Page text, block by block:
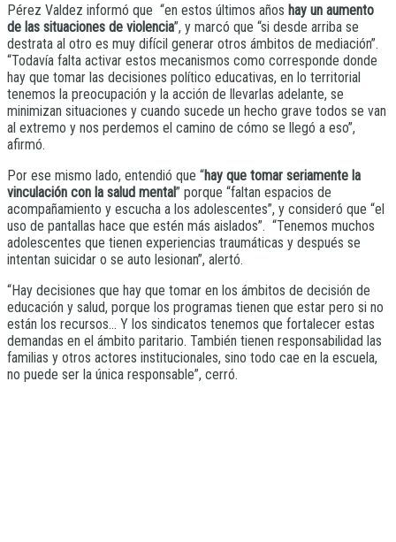
Pérez Valdez informó que “en estos últimos años hay un aumento
de las situaciones de violencia”, y marcó que “si desde arriba se
destrata al otro es muy difícil generar otros ámbitos de mediación”.
“Todavía falta activar estos mecanismos como corresponde donde
hay que tomar las decisiones político educativas, en lo territorial
tenemos la preocupación y la acción de llevarlas adelante, se
minimizan situaciones y cuando sucede un hecho grave todos se van
al extremo y nos perdemos el camino de cómo se llegó a eso”,
afirmó.
Por ese mismo lado, entendió que “hay que tomar seriamente la
vinculación con la salud mental” porque “faltan espacios de
acompañamiento y escucha a los adolescentes”, y consideró que “el
uso de pantallas hace que estén más aislados”. “Tenemos muchos
adolescentes que tienen experiencias traumáticas y después se
intentan suicidar o se auto lesionan”, alertó.
“Hay decisiones que hay que tomar en los ámbitos de decisión de
educación y salud, porque los programas tienen que estar pero si no
están los recursos… Y los sindicatos tenemos que fortalecer estas
demandas en el ámbito paritario. También tienen responsabilidad las
familias y otros actores institucionales, sino todo cae en la escuela,
no puede ser la única responsable”, cerró.